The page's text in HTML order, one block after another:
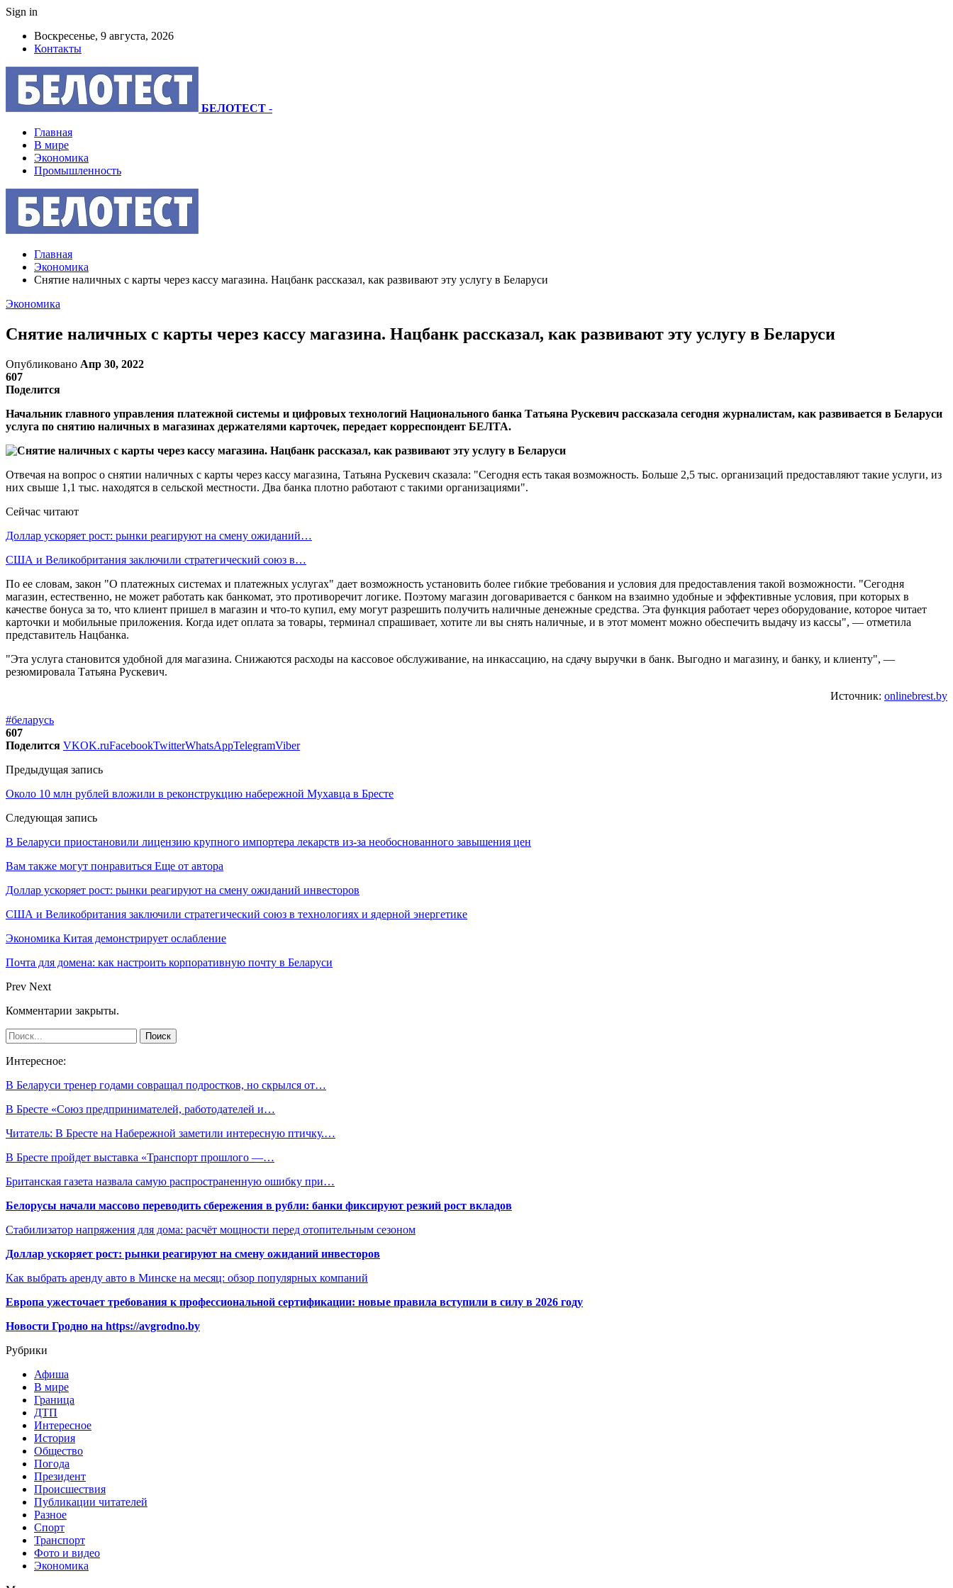
Sign in
Воскресенье, 9 августа, 2026
Контакты
БЕЛОТЕСТ -
Главная
В мире
Экономика
Промышленность
Главная
Экономика
Снятие наличных с карты через кассу магазина. Нацбанк рассказал, как развивают эту услугу в Беларуси
Экономика
Снятие наличных с карты через кассу магазина. Нацбанк рассказал, как развивают эту услугу в Беларуси
Опубликовано Апр 30, 2022
607
Поделится
Начальник главного управления платежной системы и цифровых технологий Национального банка Татьяна Рускевич рассказала сегодня журналистам, как развивается в Беларуси
услуга по снятию наличных в магазинах держателями карточек, передает корреспондент БЕЛТА.
Отвечая на вопрос о снятии наличных с карты через кассу магазина, Татьяна Рускевич сказала: "Сегодня есть такая возможность. Больше 2,5 тыс. организаций предоставляют такие услуги, из
них свыше 1,1 тыс. находятся в сельской местности. Два банка плотно работают с такими организациями".
Сейчас читают
Доллар ускоряет рост: рынки реагируют на смену ожиданий…
США и Великобритания заключили стратегический союз в…
По ее словам, закон "О платежных системах и платежных услугах" дает возможность установить более гибкие требования и условия для предоставления такой возможности. "Сегодня
магазин, естественно, не может работать как банкомат, это противоречит логике. Поэтому магазин договаривается с банком на взаимно удобные и эффективные условия, при которых в
качестве бонуса за то, что клиент пришел в магазин и что-то купил, ему могут разрешить получить наличные денежные средства. Эта функция работает через оборудование, которое читает
карточки и мобильные приложения. Когда идет оплата за товары, терминал спрашивает, хотите ли вы снять наличные, и в этот момент можно обеспечить выдачу из кассы", — отметила
представитель Нацбанка.
"Эта услуга становится удобной для магазина. Снижаются расходы на кассовое обслуживание, на инкассацию, на сдачу выручки в банк. Выгодно и магазину, и банку, и клиенту", —
резюмировала Татьяна Рускевич.
Источник: onlinebrest.by
#беларусь
607
Поделится VKOK.ruFacebookTwitterWhatsAppTelegramViber
Предыдущая запись
Около 10 млн рублей вложили в реконструкцию набережной Мухавца в Бресте
Следующая запись
В Беларуси приостановили лицензию крупного импортера лекарств из-за необоснованного завышения цен
Вам также могут понравиться Еще от автора
Доллар ускоряет рост: рынки реагируют на смену ожиданий инвесторов
США и Великобритания заключили стратегический союз в технологиях и ядерной энергетике
Экономика Китая демонстрирует ослабление
Почта для домена: как настроить корпоративную почту в Беларуси
Prev Next
Комментарии закрыты.
Интересное:
В Беларуси тренер годами совращал подростков, но скрылся от…
В Бресте «Союз предпринимателей, работодателей и…
Читатель: В Бресте на Набережной заметили интересную птичку.…
В Бресте пройдет выставка «Транспорт прошлого —…
Британская газета назвала самую распространенную ошибку при…
Белорусы начали массово переводить сбережения в рубли: банки фиксируют резкий рост вкладов
Стабилизатор напряжения для дома: расчёт мощности перед отопительным сезоном
Доллар ускоряет рост: рынки реагируют на смену ожиданий инвесторов
Как выбрать аренду авто в Минске на месяц: обзор популярных компаний
Европа ужесточает требования к профессиональной сертификации: новые правила вступили в силу в 2026 году
Новости Гродно на https://avgrodno.by
Рубрики
Афиша
В мире
Граница
ДТП
Интересное
История
Общество
Погода
Президент
Происшествия
Публикации читателей
Разное
Спорт
Транспорт
Фото и видео
Экономика